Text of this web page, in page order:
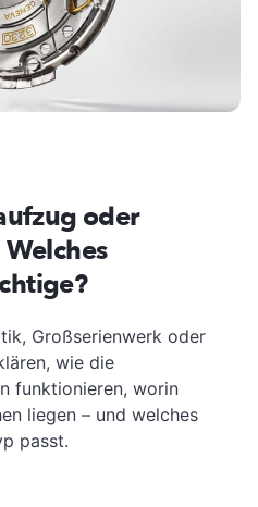
oder
Großserienwerk oder
wie die
funktionieren, worin
liegen – und welches
passt.